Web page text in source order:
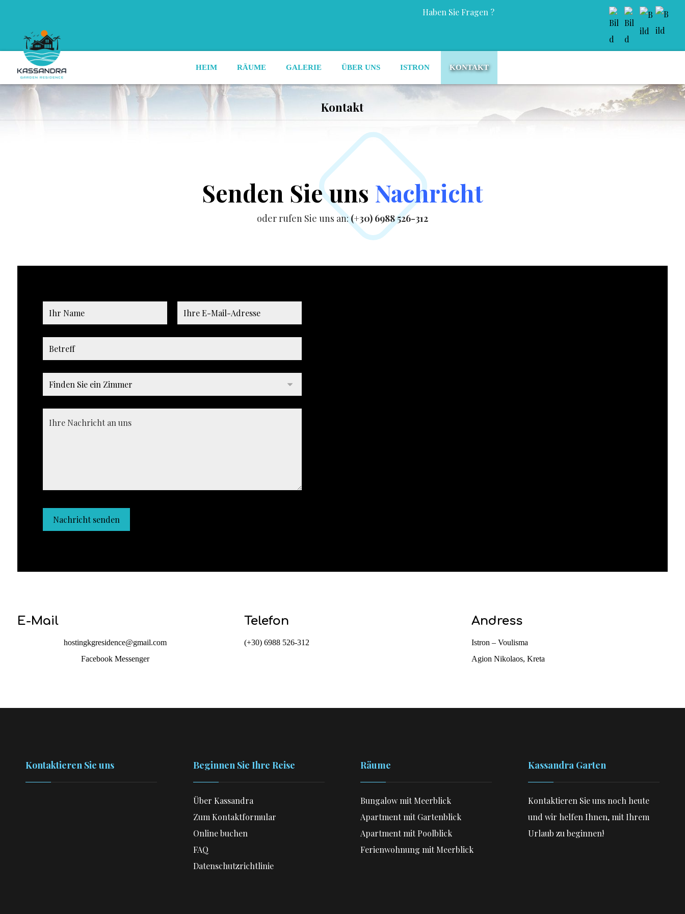
Haben Sie Fragen ?
HEIM RÄUME GALERIE ÜBER UNS ISTRON KONTAKT
Kontakt
Senden Sie uns Nachricht
oder rufen Sie uns an:(+30) 6988 526-312
E-Mail
hostingkgresidence@gmail.com
Facebook Messenger
Telefon
(+30) 6988 526-312
Andress
Istron – Voulisma
Agion Nikolaos, Kreta
Kontaktieren Sie uns Beginnen Sie Ihre Reise
Über Kassandra
Zum Kontaktformular
Online buchen
FAQ
Datenschutzrichtlinie
Räume
Bungalow mit Meerblick
Apartment mit Gartenblick
Apartment mit Poolblick
Ferienwohnung mit Meerblick
Kassandra Garten
Kontaktieren Sie uns noch heute
und wir helfen Ihnen, mit Ihrem
Urlaub zu beginnen!